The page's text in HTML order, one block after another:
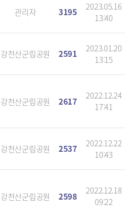
관리자 3195
2023.05.16
13:40
강천산군립공원 2591
2023.01.20
13:15
강천산군립공원 2617
2022.12.24
17:41
강천산군립공원 2537
2022.12.22
10:43
강천산군립공원 2598
2022.12.18
09:22